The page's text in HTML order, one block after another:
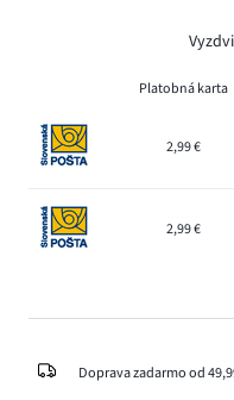
Platobná karta
2,99 €
2,99 €
Doprava zadarmo od